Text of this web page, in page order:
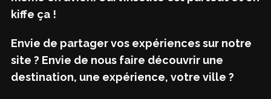
kiffe ça !
Envie de partager vos expériences sur notre
site ? Envie de nous faire découvrir une
destination, une expérience, votre ville ?